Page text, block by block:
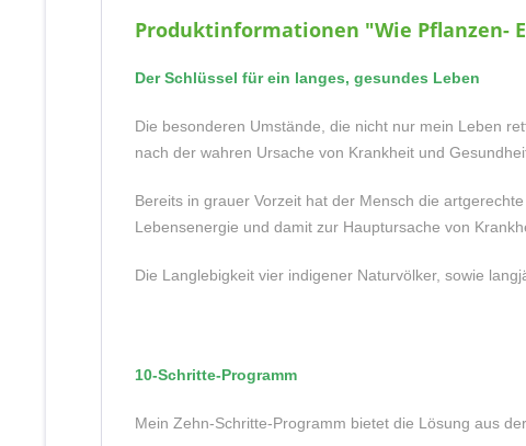
Produktinformationen "Wie Pflanzen-
Der Schlüssel für ein langes, gesundes Leben
Die besonderen Umstände, die nicht nur mein Leben
nach der wahren Ursache von Krankheit und
Bereits in grauer Vorzeit hat der Mensch die
Lebensenergie und damit zur Hauptursache von
Die Langlebigkeit vier indigener Naturvölker, sowie
10-Schritte-Programm
Mein Zehn-Schritte-Programm bietet die Lösung aus